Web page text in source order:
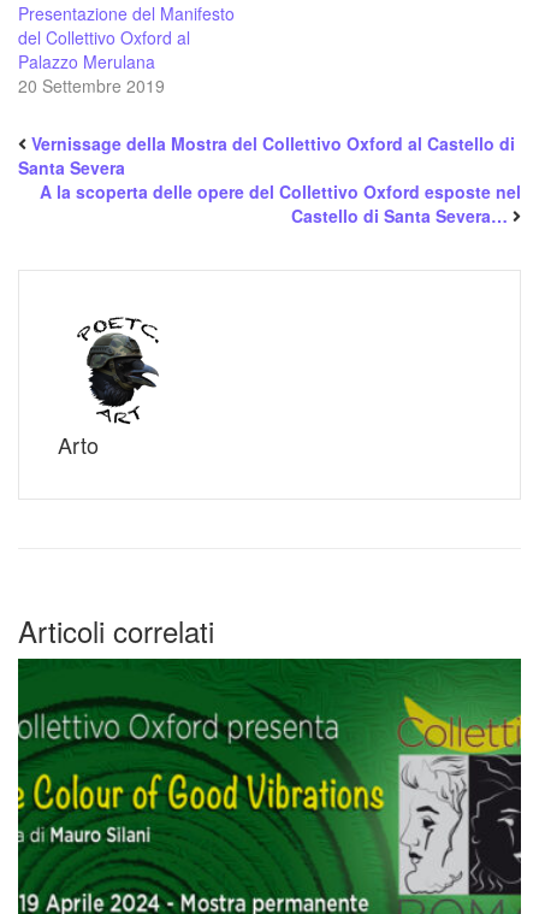
Presentazione del Manifesto
del Collettivo Oxford al
Palazzo Merulana
20 Settembre 2019
Vernissage della Mostra del Collettivo Oxford al Castello di
Santa Severa
A la scoperta delle opere del Collettivo Oxford esposte nel
Castello di Santa Severa…
Arto
Articoli correlati